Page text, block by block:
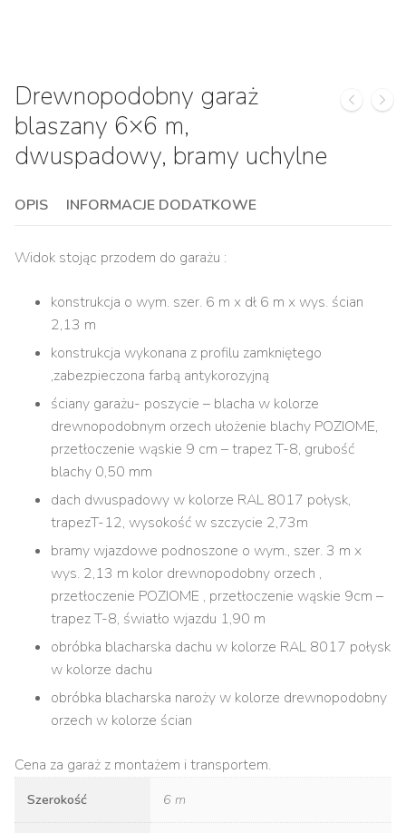
Drewnopodobny garaż
blaszany 6×6 m,
dwuspadowy, bramy uchylne
OPIS INFORMACJE DODATKOWE
Widok stojąc przodem do garażu :
konstrukcja o wym. szer. 6 m x dł 6 m x wys. ścian
2,13 m
konstrukcja wykonana z profilu zamkniętego
,zabezpieczona farbą antykorozyjną
ściany garażu- poszycie – blacha w kolorze
drewnopodobnym orzech ułożenie blachy POZIOME,
przetłoczenie wąskie 9 cm – trapez T-8, grubość
blachy 0,50 mm
dach dwuspadowy w kolorze RAL 8017 połysk,
trapezT-12, wysokość w szczycie 2,73m
bramy wjazdowe podnoszone o wym., szer. 3 m x
wys. 2,13 m kolor drewnopodobny orzech ,
przetłoczenie POZIOME , przetłoczenie wąskie 9cm –
trapez T-8, światło wjazdu 1,90 m
obróbka blacharska dachu w kolorze RAL 8017 połysk
w kolorze dachu
obróbka blacharska naroży w kolorze drewnopodobny
orzech w kolorze ścian
Cena za garaż z montażem i transportem.
Szerokość 6 m